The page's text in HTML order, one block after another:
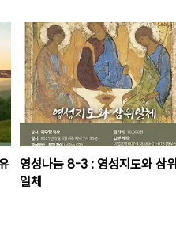
영성나눔 8-3 : 영성지도와 삼위
일체